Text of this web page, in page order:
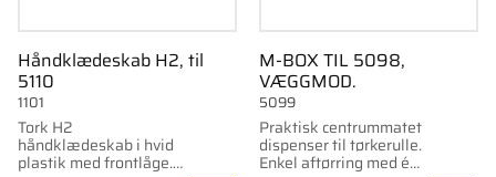
Håndklædeskab H2, til
5110
Tork H2
håndklædeskab i hvid
plastik med frontlåge.
1101
M-BOX TIL 5098,
VÆGGMOD.
Praktisk centrummatet
dispenser til tørkerulle.
Enkel aftørring med én
5099